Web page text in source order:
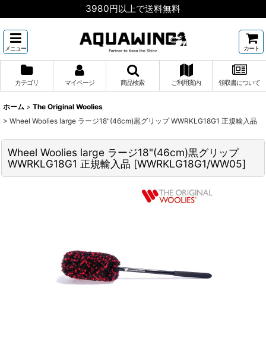
3980円以上で送料無料
メニュー カート
カテゴリ マイページ 商品検索 ご利用案内 領収書について
ホーム > The Original Woolies
> Wheel Woolies large ラージ18"(46cm)黒グリップ WWRKLG18G1 正規輸入品
Wheel Woolies large ラージ18"(46cm)黒グリップ
WWRKLG18G1 正規輸入品 [WWRKLG18G1/WW05]